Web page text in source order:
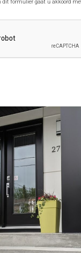
dit formulier gaat u akkoord